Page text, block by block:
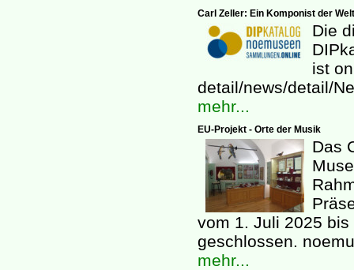
Carl Zeller: Ein Komponist der
Die
ist
detail/news/detail/
mehr...
EU-Projekt - Orte der Musik
Das
vom 1. Juli 2025
geschlossen.
mehr...